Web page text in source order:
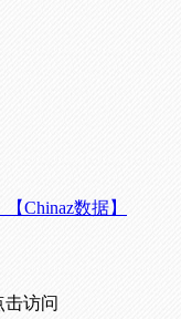
【Chinaz数据】
访问